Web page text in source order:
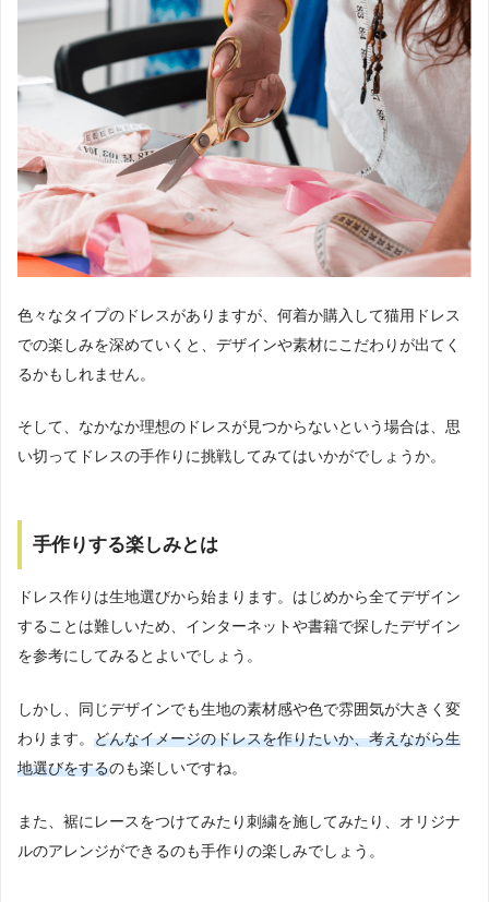
色々なタイプのドレスがありますが、何着か購入して猫用ドレス
での楽しみを深めていくと、デザインや素材にこだわりが出てく
るかもしれません。
そして、なかなか理想のドレスが見つからないという場合は、思
い切ってドレスの手作りに挑戦してみてはいかがでしょうか。
手作りする楽しみとは
ドレス作りは生地選びから始まります。はじめから全てデザイン
することは難しいため、インターネットや書籍で探したデザイン
を参考にしてみるとよいでしょう。
しかし、同じデザインでも生地の素材感や色で雰囲気が大きく変
わります。 どんなイメージのドレスを作りたいか、考えながら生
地選びをするのも楽しいですね。
また、裾にレースをつけてみたり刺繍を施してみたり、オリジナ
ルのアレンジができるのも手作りの楽しみでしょう。